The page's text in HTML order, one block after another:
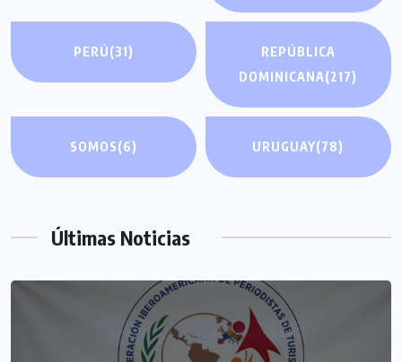
PERÚ(31)
REPÚBLICA
DOMINICANA(217)
SOMOS(6) URUGUAY(78)
Últimas Noticias